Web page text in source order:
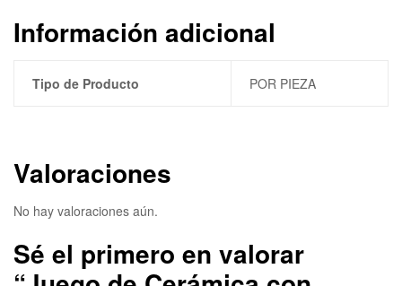
Información adicional
Tipo de Producto POR PIEZA
Valoraciones
No hay valoraciones aún.
Sé el primero en valorar